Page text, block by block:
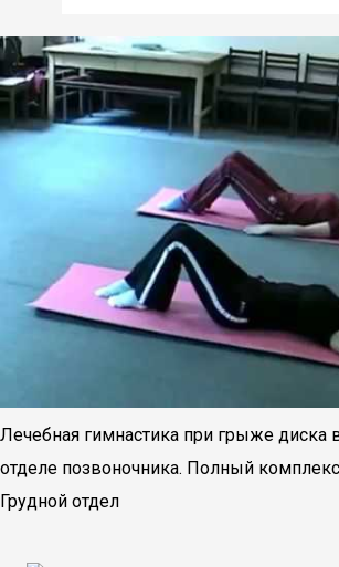
Лечебная гимнастика при грыже диска
отделе позвоночника. Полный
Грудной отдел